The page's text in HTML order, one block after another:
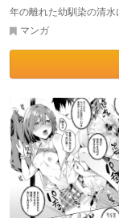
年の離れた幼馴染の清水
マンガ